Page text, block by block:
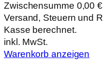
Produkte
im
Warenkorb
Zwischensumme 0,00 €
Versand, Steuern und
Kasse berechnet.
inkl. MwSt.
Warenkorb anzeigen